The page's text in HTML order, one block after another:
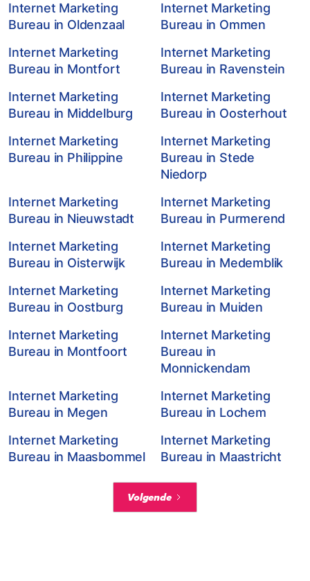
Internet Marketing
Bureau in Oldenzaal
Internet Marketing
Bureau in Ommen
Internet Marketing
Bureau in Montfort
Internet Marketing
Bureau in Ravenstein
Internet Marketing
Bureau in Middelburg
Internet Marketing
Bureau in Oosterhout
Internet Marketing
Bureau in Philippine
Internet Marketing
Bureau in Stede
Niedorp
Internet Marketing
Bureau in Nieuwstadt
Internet Marketing
Bureau in Purmerend
Internet Marketing
Bureau in Oisterwijk
Internet Marketing
Bureau in Medemblik
Internet Marketing
Bureau in Oostburg
Internet Marketing
Bureau in Muiden
Internet Marketing
Bureau in Montfoort
Internet Marketing
Bureau in
Monnickendam
Internet Marketing
Bureau in Megen
Internet Marketing
Bureau in Lochem
Internet Marketing
Bureau in Maasbommel
Internet Marketing
Bureau in Maastricht
Volgende